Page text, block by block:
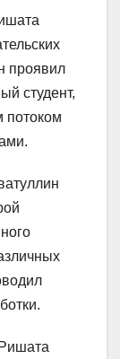
проявил
студент,
потоком